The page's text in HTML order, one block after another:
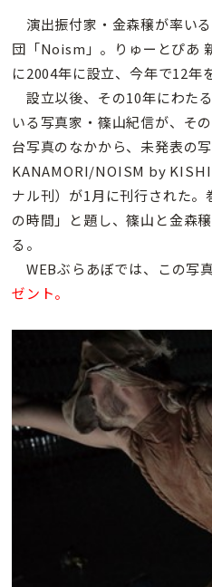
演出振付家・金森穣が率い
団「Noism」。りゅーとぴあ
に2004年に設立、今年で12年
設立以後、その10年にわた
いる写真家・篠山紀信が、そ
台写真のなかから、未発表の
KANAMORI/NOISM by
ナル刊）が1月に刊行された
の時間」と題し、篠山と金森
る。
WEBぶらあぼでは、この写
ゼント。